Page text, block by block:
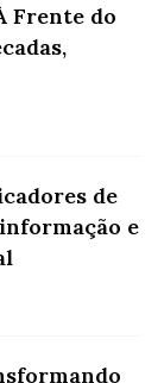
Frente do
de
e